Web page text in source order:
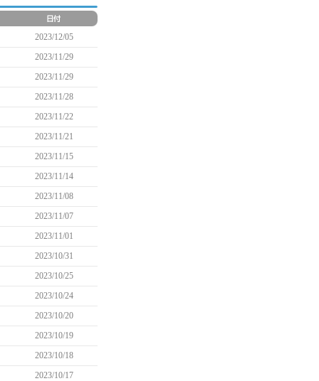
2023/12/05
2023/11/29
2023/11/29
2023/11/28
2023/11/22
2023/11/21
2023/11/15
2023/11/14
2023/11/08
2023/11/07
2023/11/01
2023/10/31
2023/10/25
2023/10/24
2023/10/20
2023/10/19
2023/10/18
2023/10/17